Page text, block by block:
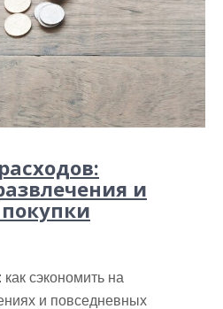
и
сэкономить на
и повседневных